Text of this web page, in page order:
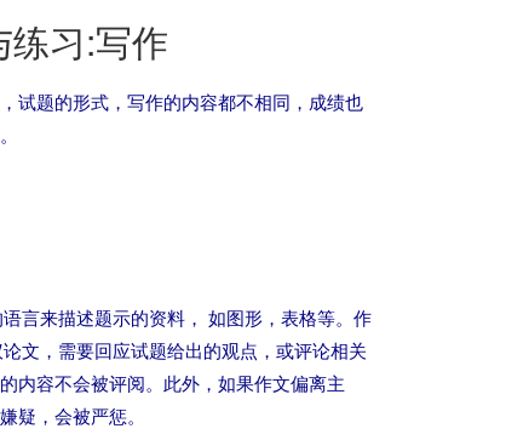
练习:写作
试题的形式，写作的内容都不相同，成绩也
言来描述题示的资料， 如图形，表格等。作
文，需要回应试题给出的观点，或评论相关
内容不会被评阅。此外，如果作文偏离主
疑，会被严惩。